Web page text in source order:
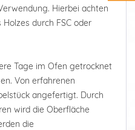
Hierbei achten
durch FSC oder
Tage im Ofen getrocknet
Von erfahrenen
angefertigt. Durch
wird die Oberfläche
die